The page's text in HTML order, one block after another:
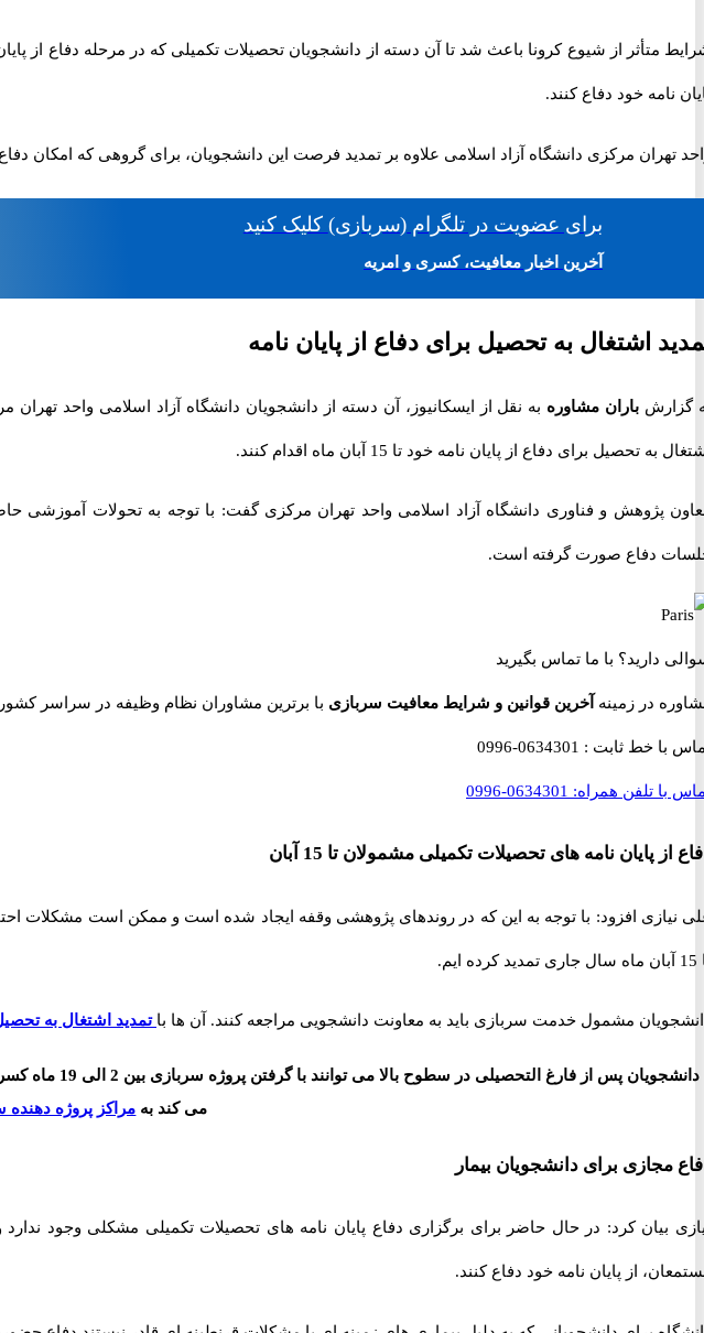
متأثر از شیوع کرونا باعث شد تا آن دسته از دانشجویان تحصیلات تکمیلی که در مرحله دفاع از
نامه خود دفاع کنند.
تهران مرکزی دانشگاه آزاد اسلامی علاوه بر تمدید فرصت این دانشجویان، برای گروهی که امکان
برای عضویت در تلگرام (سربازی) کلیک کنید
آخرین اخبار معافیت، کسری و امریه
اشتغال به تحصیل برای دفاع از پایان نامه
گزارش باران مشاوره به نقل از ایسکانیوز، آن دسته از دانشجویان دانشگاه آزاد اسلامی واحد
به تحصیل برای دفاع از پایان نامه خود تا 15 آبان ماه اقدام کنند.
پژوهش و فناوری دانشگاه آزاد اسلامی واحد تهران مرکزی گفت: با توجه به تحولات آموزشی
دفاع صورت گرفته است.
دارید؟ با ما تماس بگیرید
در زمینه آخرین قوانین و شرایط معافیت سربازی با برترین مشاوران نظام وظیفه در سراسر کشور از 8 صبح الی 12 شب حتی ایام
با خط ثابت : 0634301-0996
با تلفن همراه: 0634301-0996
از پایان نامه های تحصیلات تکمیلی مشمولان تا 15 آبان
نیازی افزود: با توجه به این که در روندهای پژوهشی وقفه ایجاد شده است و ممکن است مشکلات
ایم.
مشمول خدمت سربازی باید به معاونت دانشجویی مراجعه کنند. آن ها با تمدید اشتغال به
دانشجویان پس
می کند به مراکز پروژه دهنده
مجازی برای دانشجویان بیمار
بیان کرد: در حال حاضر برای برگزاری دفاع پایان نامه های تحصیلات تکمیلی مشکلی وجود
از پایان نامه خود دفاع کنند.